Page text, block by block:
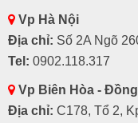
Vp Hà Nội
Địa chỉ: Số 2A Ngõ
Tel: 0902.118.317
Vp Biên Hòa -
Địa chỉ: C178, Tổ 2,